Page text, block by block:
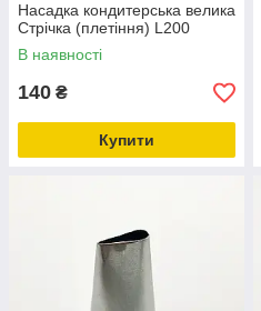
Насадка кондитерська велика
Стрічка (плетіння) L200
В наявності
140 ₴
Купити